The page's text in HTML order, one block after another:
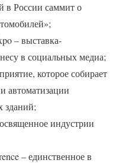
в России саммит о
– выставка-
в социальных медиа;
которое собирает
автоматизации
зданий;
индустрии
– единственное в